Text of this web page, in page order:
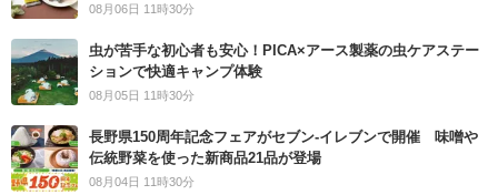
08月06日 11時30分
虫が苦手な初心者も安心！PICA×アース製薬の虫ケアステー
ションで快適キャンプ体験
08月05日 11時30分
長野県150周年記念フェアがセブン-イレブンで開催 味噌や
伝統野菜を使った新商品21品が登場
08月04日 11時30分